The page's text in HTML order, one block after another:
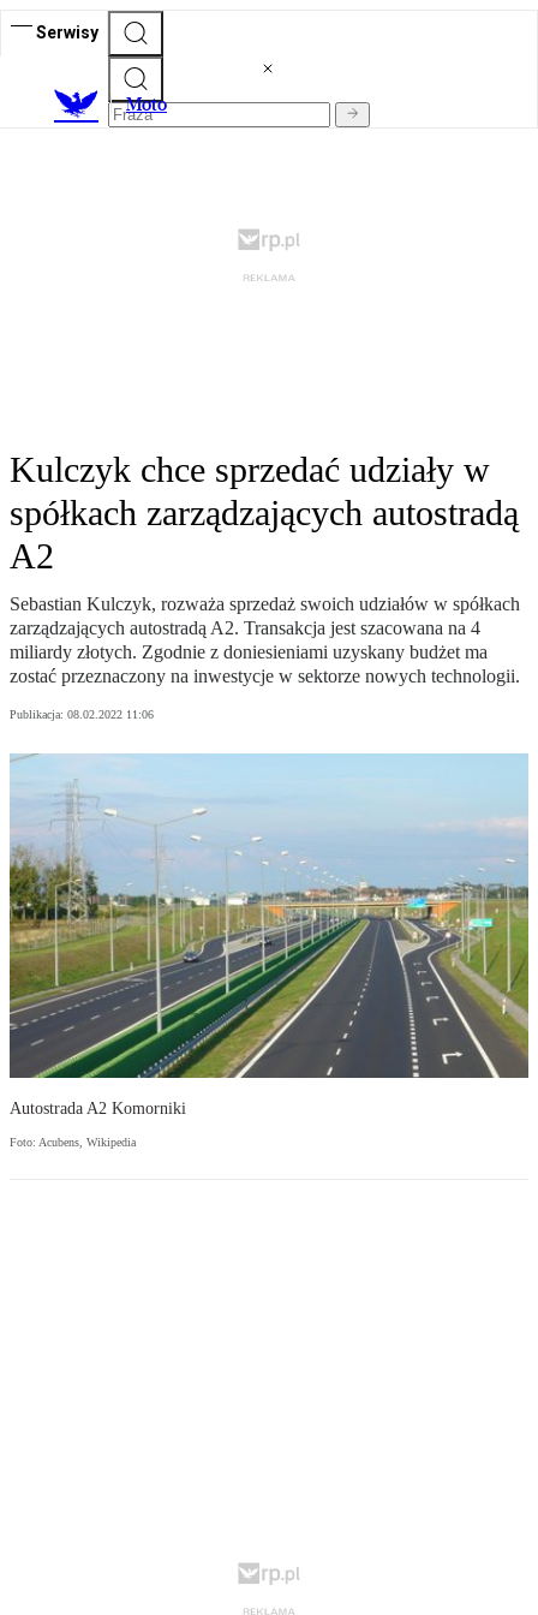
Serwisy
Moto
Kulczyk chce sprzedać udziały w
spółkach zarządzających autostradą
A2
Sebastian Kulczyk, rozważa sprzedaż swoich udziałów w spółkach
zarządzających autostradą A2. Transakcja jest szacowana na 4
miliardy złotych. Zgodnie z doniesieniami uzyskany budżet ma
zostać przeznaczony na inwestycje w sektorze nowych technologii.
Publikacja: 08.02.2022 11:06
Autostrada A2 Komorniki
Foto: Acubens, Wikipedia